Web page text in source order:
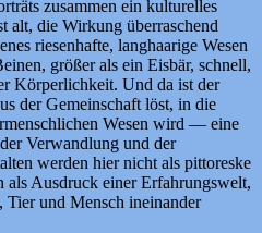
zusammen ein kulturelles
alt, die Wirkung überraschend
riesenhafte, langhaarige Wesen
größer als ein Eisbär, schnell,
Körperlichkeit. Und da ist der
der Gemeinschaft löst, in die
Wesen wird — eine
Verwandlung und der
werden hier nicht als pittoreske
als Ausdruck einer Erfahrungswelt,
Tier und Mensch ineinander